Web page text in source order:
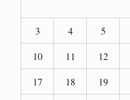
3
4 5
10
11 12
17
18 19